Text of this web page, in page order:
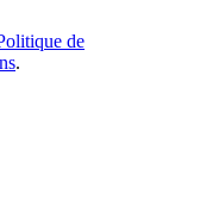
de
.